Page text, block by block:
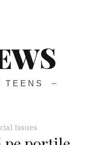
TEENS
Issues